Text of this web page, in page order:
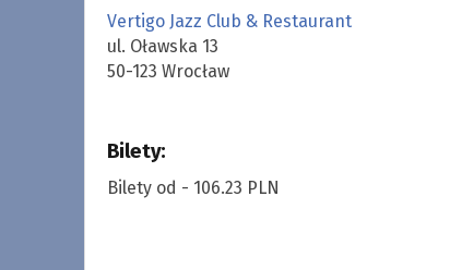
Vertigo Jazz Club & Restaurant
ul. Oławska 13
50-123 Wrocław
Bilety:
Bilety od - 106.23 PLN